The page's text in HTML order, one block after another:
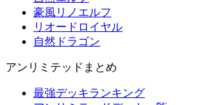
豪風リノエルフ
リオードロイヤル
自然ドラゴン
アンリミテッドまとめ
最強デッキランキング